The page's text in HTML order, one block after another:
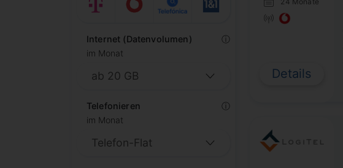
Internet (Datenvolumen)
ⓘ
im Monat
Telefonieren
ⓘ
im Monat
Details